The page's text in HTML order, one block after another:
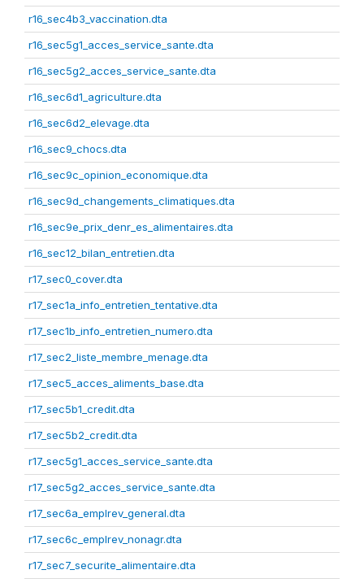
r16_sec4b3_vaccination.dta
r16_sec5g1_acces_service_sante.dta
r16_sec5g2_acces_service_sante.dta
r16_sec6d1_agriculture.dta
r16_sec6d2_elevage.dta
r16_sec9_chocs.dta
r16_sec9c_opinion_economique.dta
r16_sec9d_changements_climatiques.dta
r16_sec9e_prix_denr_es_alimentaires.dta
r16_sec12_bilan_entretien.dta
r17_sec0_cover.dta
r17_sec1a_info_entretien_tentative.dta
r17_sec1b_info_entretien_numero.dta
r17_sec2_liste_membre_menage.dta
r17_sec5_acces_aliments_base.dta
r17_sec5b1_credit.dta
r17_sec5b2_credit.dta
r17_sec5g1_acces_service_sante.dta
r17_sec5g2_acces_service_sante.dta
r17_sec6a_emplrev_general.dta
r17_sec6c_emplrev_nonagr.dta
r17_sec7_securite_alimentaire.dta